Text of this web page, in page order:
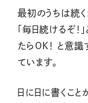
最初のうちは続く
「毎日続けるぞ
たらOK！ と意識
ています。
日に日に書くこ